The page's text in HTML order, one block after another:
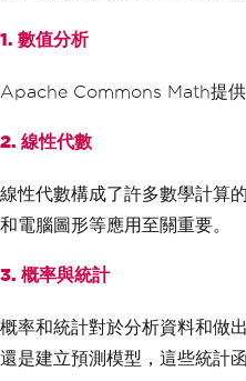
1. 數值分析
Apache Commons Math提供
2. 線性代數
線性代數構成了許多數學計算
和電腦圖形等應用至關重要。
3. 概率與統計
概率和統計對於分析資料和做
還是建立預測模型，這些統計